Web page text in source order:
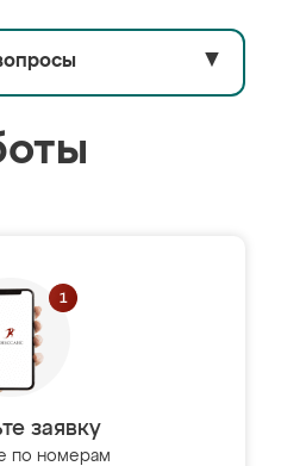
▼
заявку
по номерам